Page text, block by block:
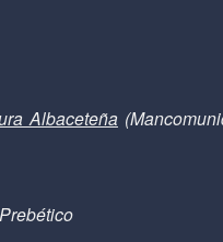
Albaceteña